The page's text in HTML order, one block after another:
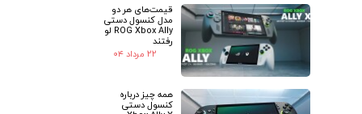
قیمت‌های هر دو
مدل کنسول دستی
ROG Xbox Ally لو
رفتند
۲۲ مرداد ۰۴
همه چیز درباره
کنسول دستی